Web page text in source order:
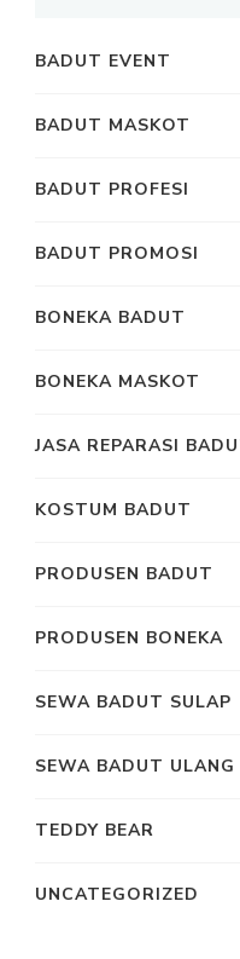
BADUT EVENT
BADUT MASKOT
BADUT PROFESI
BADUT PROMOSI
BONEKA BADUT
BONEKA MASKOT
JASA REPARASI
KOSTUM BADUT
PRODUSEN BADUT
PRODUSEN BONEKA
SEWA BADUT SULAP
SEWA BADUT ULANG
TEDDY BEAR
UNCATEGORIZED